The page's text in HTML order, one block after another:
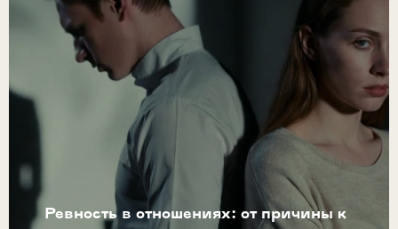
Ревность в отношениях: от причины к